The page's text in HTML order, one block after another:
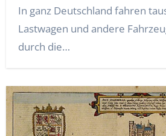
In ganz Deutschland fahren
Lastwagen und andere
durch die…